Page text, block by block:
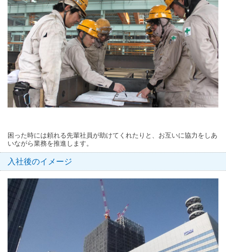
困った時には頼れる先輩社員が助けてくれたりと、お互いに協力をしあ
いながら業務を推進します。
入社後のイメージ